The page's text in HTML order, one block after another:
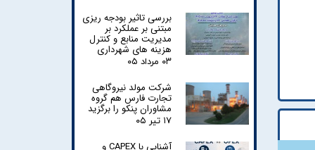
بررسی تاثیر بودجه ریزی
مبتنی بر عملکرد بر
مدیریت منابع و کنترل
هزینه های شهرداری
۰۳ مرداد ۰۵
شرکت مولد نیروگاهی
تجارت فارس هم گروه
مشاوران پنکو را برگزید
۱۷ تیر ۰۵
آشنایی با CAPEX و